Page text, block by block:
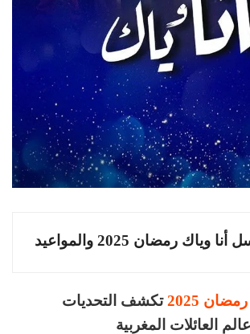
أنا وياك رمضان 2025 والمواعيد
2025
تكشف التحديات
العائلات المغربية